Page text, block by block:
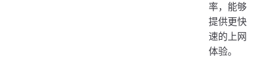
率，能够
提供更快
速的上网
体验。